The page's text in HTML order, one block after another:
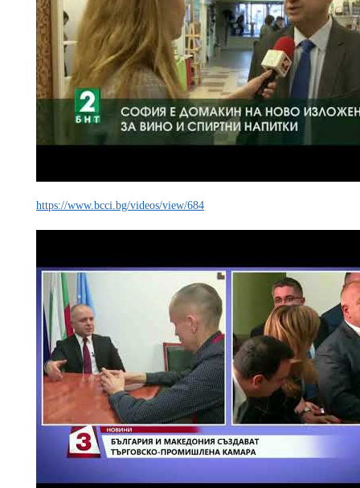
https://www.bcci.bg/videos/view/684